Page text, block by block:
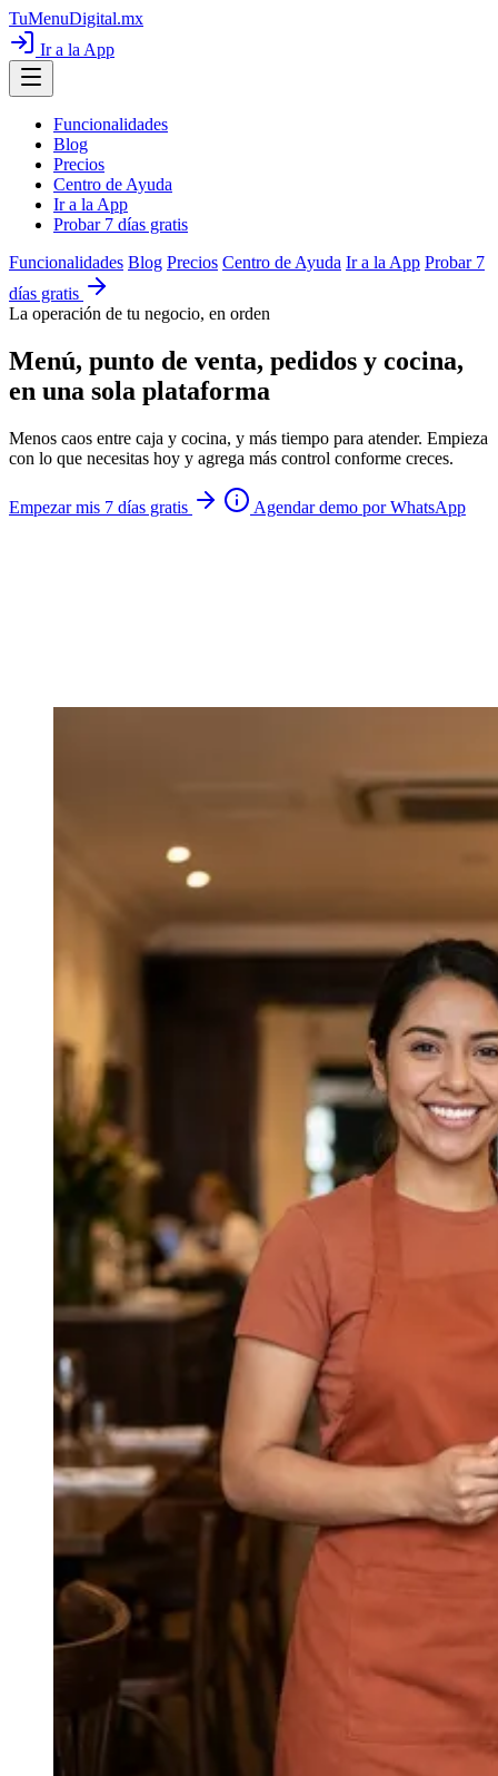
TuMenuDigital.mx
Ir a la App
Funcionalidades
Blog
Precios
Centro de Ayuda
Ir a la App
Probar 7 días gratis
Funcionalidades Blog Precios Centro de Ayuda Ir a la App Probar 7
días gratis
La operación de tu negocio, en orden
Menú, punto de venta, pedidos y cocina,
en una sola plataforma
Menos caos entre caja y cocina, y más tiempo para atender. Empieza
con lo que necesitas hoy y agrega más control conforme creces.
Empezar mis 7 días gratis Agendar demo por WhatsApp